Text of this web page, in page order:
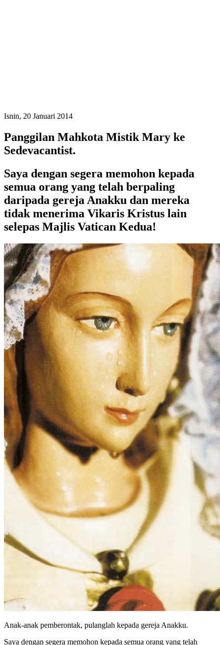
Isnin, 20 Januari 2014
Panggilan Mahkota Mistik Mary ke
Sedevacantist.
Saya dengan segera memohon kepada
semua orang yang telah berpaling
daripada gereja Anakku dan mereka
tidak menerima Vikaris Kristus lain
selepas Majlis Vatican Kedua!
Anak-anak pemberontak, pulanglah kepada gereja Anakku.
Saya dengan segera memohon kepada semua orang yang telah